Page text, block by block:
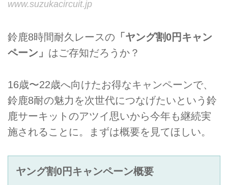
www.suzukacircuit.jp
鈴鹿8時間耐久レースの 「ヤング割0円キャン
ペーン」 はご存知だろうか？
16歳〜22歳へ向けたお得なキャンペーンで、
鈴鹿8耐の魅力を次世代につなげたいという鈴
鹿サーキットのアツイ思いから今年も継続実
施されることに。まずは概要を見てほしい。
ヤング割0円キャンペーン概要